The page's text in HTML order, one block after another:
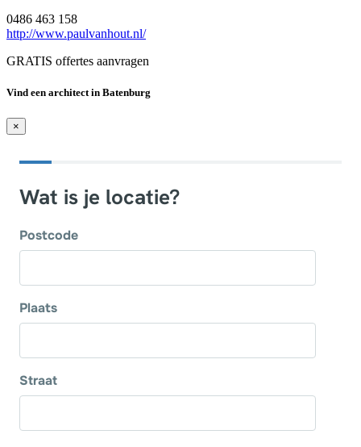
0486 463 158
http://www.paulvanhout.nl/
GRATIS offertes aanvragen
Vind een architect in Batenburg
×